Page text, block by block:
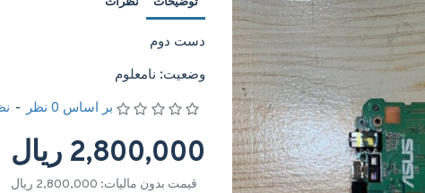
دست دوم
وضعیت: نامعلوم
بر اساس 0 نظر -
2,800,000 ریال
قیمت بدون مالیات: 2,800,000 ریال